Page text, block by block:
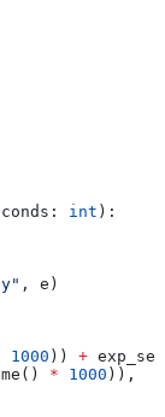
: int ):
, e)
1000 )) +
* 1000 )),